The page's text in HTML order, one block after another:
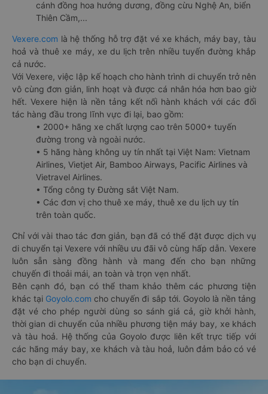
cánh đồng hoa hướng dương, đồng cừu Nghệ An, biển
Thiên Cầm,...
Vexere.com là hệ thống hỗ trợ đặt vé xe khách, máy bay, tàu
hoả và thuê xe máy, xe du lịch trên nhiều tuyến đường khắp
cả nước.
Với Vexere, việc lập kế hoạch cho hành trình di chuyển trở nên
vô cùng đơn giản, linh hoạt và được cá nhân hóa hơn bao giờ
hết. Vexere hiện là nền tảng kết nối hành khách với các đối
tác hàng đầu trong lĩnh vực đi lại, bao gồm:
• 2000+ hãng xe chất lượng cao trên 5000+ tuyến
đường trong và ngoài nước.
• 5 hãng hàng không uy tín nhất tại Việt Nam: Vietnam
Airlines, Vietjet Air, Bamboo Airways, Pacific Airlines và
Vietravel Airlines.
• Tổng công ty Đường sắt Việt Nam.
• Các đơn vị cho thuê xe máy, thuê xe du lịch uy tín
trên toàn quốc.
Chỉ với vài thao tác đơn giản, bạn đã có thể đặt được dịch vụ
di chuyển tại Vexere với nhiều ưu đãi vô cùng hấp dẫn. Vexere
luôn sẵn sàng đồng hành và mang đến cho bạn những
chuyến đi thoải mái, an toàn và trọn vẹn nhất.
Bên cạnh đó, bạn có thể tham khảo thêm các phương tiện
khác tại Goyolo.com cho chuyến đi sắp tới. Goyolo là nền tảng
đặt vé cho phép người dùng so sánh giá cả, giờ khởi hành,
thời gian di chuyển của nhiều phương tiện máy bay, xe khách
và tàu hoả. Hệ thống của Goyolo được liên kết trực tiếp với
các hãng máy bay, xe khách và tàu hoả, luôn đảm bảo có vé
cho bạn di chuyển.